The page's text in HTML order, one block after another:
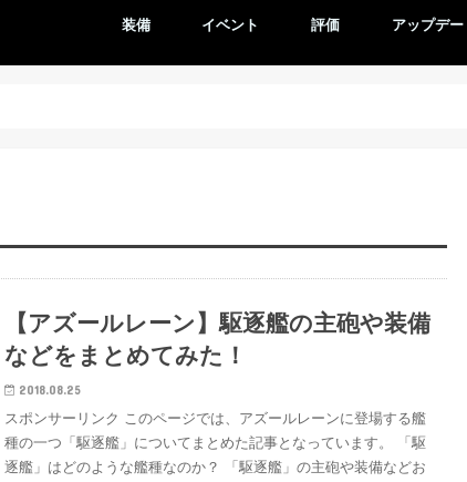
装備 イベント 評価 アップデー
【アズールレーン】駆逐艦の主砲や装備
などをまとめてみた！
2018.08.25
スポンサーリンク このページでは、アズールレーンに登場する艦
種の一つ「駆逐艦」についてまとめた記事となっています。 「駆
逐艦」はどのような艦種なのか？ 「駆逐艦」の主砲や装備などお